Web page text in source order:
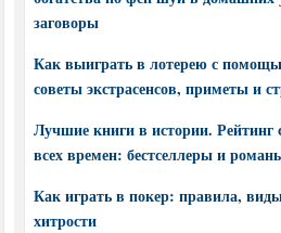
заговоры
Как выиграть в лотерею с
советы экстрасенсов, приметы и
Лучшие книги в истории.
всех времен: бестселлеры и
Как играть в покер: правила,
хитрости